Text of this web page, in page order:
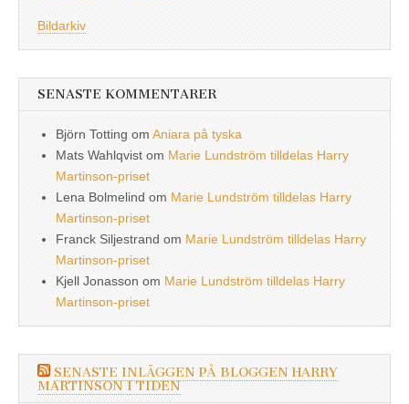
Bildarkiv
SENASTE KOMMENTARER
Björn Totting om Aniara på tyska
Mats Wahlqvist om Marie Lundström tilldelas Harry
Martinson-priset
Lena Bolmelind om Marie Lundström tilldelas Harry
Martinson-priset
Franck Siljestrand om Marie Lundström tilldelas Harry
Martinson-priset
Kjell Jonasson om Marie Lundström tilldelas Harry
Martinson-priset
SENASTE INLÄGGEN PÅ BLOGGEN HARRY
MARTINSON I TIDEN